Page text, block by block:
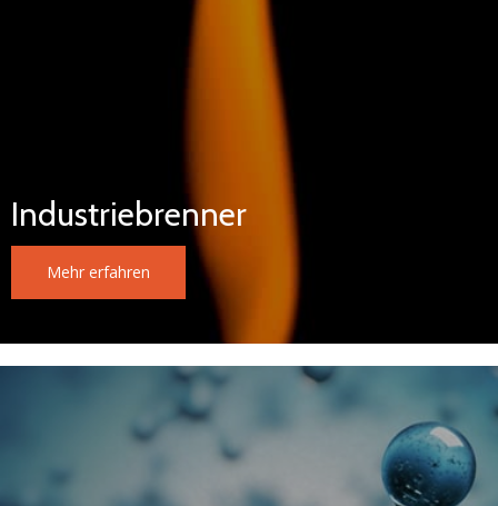
Industriebrenner
Mehr erfahren